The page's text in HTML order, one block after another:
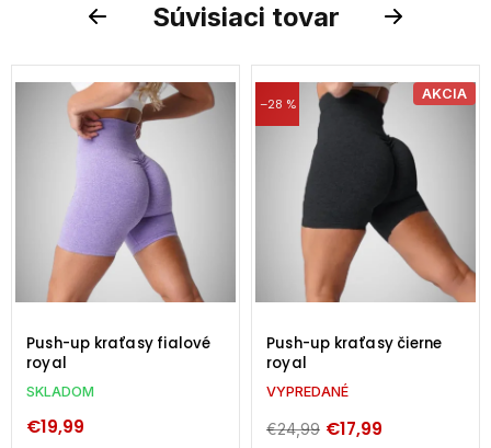
Súvisiaci tovar
Previous
Push-up kraťasy fialové
royal
SKLADOM
€19,99
AKCIA
–28 %
Push-up kraťasy čierne
royal
VYPREDANÉ
€24,99 €17,99
Next